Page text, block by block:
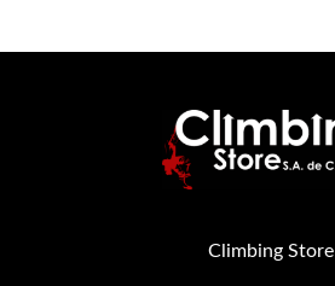
Climbing Store